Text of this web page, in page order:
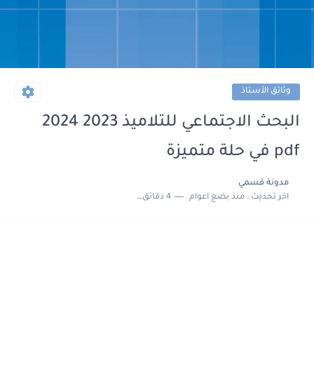
وثائق الأستاذ
البحث الاجتماعي للتلاميذ 2023 2024
pdf في حلة متميزة
مدونة قسمي
اخر تحديث :منذ بضع اعوام 4 دقائق للقراءة